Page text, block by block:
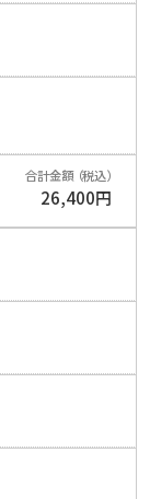
26,400円